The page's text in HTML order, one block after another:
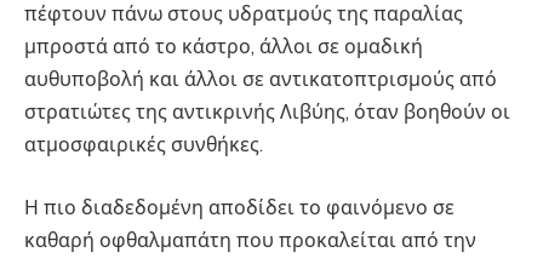
πέφτουν πάνω στους υδρατμούς της παραλίας
μπροστά από το κάστρο, άλλοι σε ομαδική
αυθυποβολή και άλλοι σε αντικατοπτρισμούς από
στρατιώτες της αντικρινής Λιβύης, όταν βοηθούν οι
ατμοσφαιρικές συνθήκες.
Η πιο διαδεδομένη αποδίδει το φαινόμενο σε
καθαρή οφθαλμαπάτη που προκαλείται από την